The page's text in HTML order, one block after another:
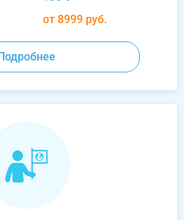
от 8999 руб.
Подробнее